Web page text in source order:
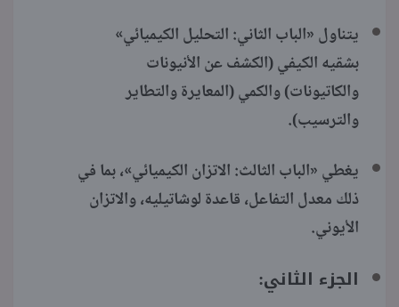
يتناول «الباب الثاني: التحليل الكيميائي»
بشقيه الكيفي (الكشف عن الأنيونات
والكاتيونات) والكمي (المعايرة والتطاير
والترسيب).
يغطي «الباب الثالث: الاتزان الكيميائي»، بما في
ذلك معدل التفاعل، قاعدة لوشاتيليه، والاتزان
الأيوني.
الجزء الثاني: